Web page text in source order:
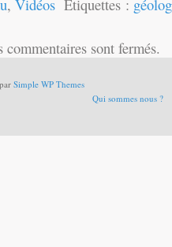
, Vidéos Étiquettes :
commentaires sont fermés.
Simple WP Themes
Qui sommes nous ?